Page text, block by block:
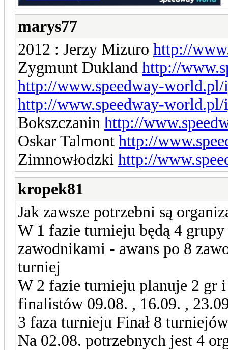
marys77
2012 : Jerzy Mizuro http://
Zygmunt Dukland http://
http://www.speedway-world.pl/
http://www.speedway-world.pl/
Bokszczanin http://
Oskar Talmont http://
Zimnowłodzki http://
kropek81
Jak zawsze potrzebni są
W 1 fazie turnieju będą 4
zawodnikami - awans po 8
turniej
W 2 fazie turnieju planuje 2 gr
finalistów 09.08. , 16.09. ,
3 faza turnieju Finał 8
Na 02.08. potrzebnych jest 4